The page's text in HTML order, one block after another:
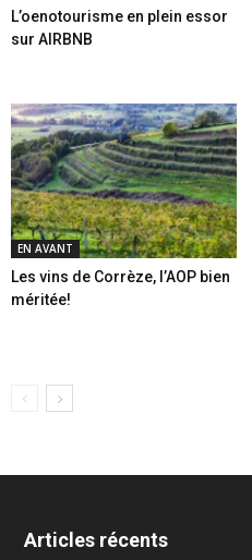
L’oenotourisme en plein essor
sur AIRBNB
EN AVANT
Les vins de Corrèze, l’AOP bien
méritée!
Articles récents